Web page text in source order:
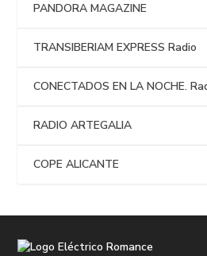
PANDORA MAGAZINE
TRANSIBERIAM EXPRESS Radio
CONECTADOS EN LA NOCHE.
RADIO ARTEGALIA
COPE ALICANTE